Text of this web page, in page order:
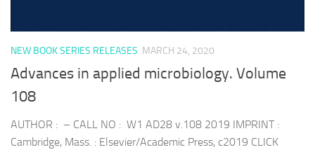
NEW BOOK SERIES RELEASES MARCH 24, 2020
Advances in applied microbiology. Volume
108
AUTHOR : – CALL NO : W1 AD28 v.108 2019 IMPRINT :
Cambridge, Mass. : Elsevier/Academic Press, c2019 CLICK